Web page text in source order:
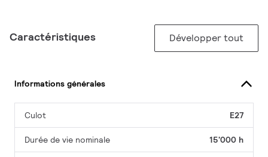
Caractéristiques Développer tout
Informations générales
Culot E27
Durée de vie nominale 15'000 h